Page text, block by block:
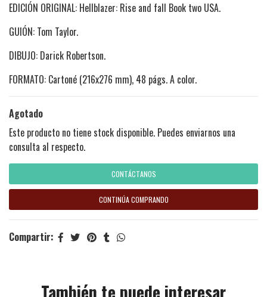
EDICIÓN ORIGINAL: Hellblazer: Rise and fall Book two USA.
GUIÓN: Tom Taylor.
DIBUJO: Darick Robertson.
FORMATO: Cartoné (216x276 mm), 48 págs. A color.
Agotado
Este producto no tiene stock disponible. Puedes enviarnos una
consulta al respecto.
CONTÁCTANOS
CONTINÚA COMPRANDO
Compartir:
También te puede interesar